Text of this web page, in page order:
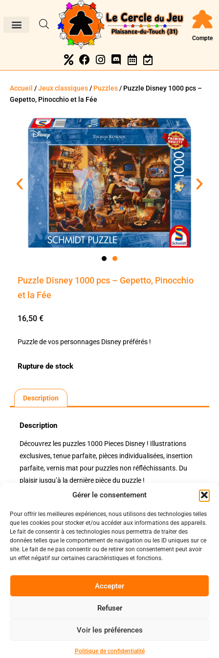
Gérer le consentement
Pour offrir les meilleures expériences, nous utilisons des technologies telles
que les cookies pour stocker et/ou accéder aux informations des appareils.
Le fait de consentir à ces technologies nous permettra de traiter des
données telles que le comportement de navigation ou les ID uniques sur ce
site. Le fait de ne pas consentir ou de retirer son consentement peut avoir
un effet négatif sur certaines caractéristiques et fonctions.
Accepter
Refuser
Voir les préférences
Politique de confidentialité
Compte
Accueil /Jeux classiques/ Puzzles/ Puzzle Disney 1000 pcs –
Gepetto, Pinocchio et la Fée
Puzzle Disney 1000 pcs – Gepetto, Pinocchio
et la Fée
16,50 €
Puzzle de vos personnages Disney préférés !
Rupture de stock
Description
Description
Découvrez les puzzles 1000 Pieces Disney ! Illustrations
exclusives, tenue parfaite, pièces individualisées, insertion
parfaite, vernis mat pour puzzles non réfléchissants. Du
plaisir jusqu’à la dernière pièce du puzzle !
Nos pages
Nos évènements
Nous contacter
Politiques
Politique de confidentialité
Nos conditions de vente et livraison
Code de conduite
Copyright 2025 © All rights Reserved.